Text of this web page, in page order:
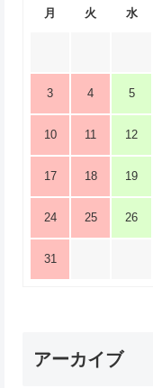
月 火 水
3 4 5
10 11 12
17 18 19
24 25 26
31
アーカイブ